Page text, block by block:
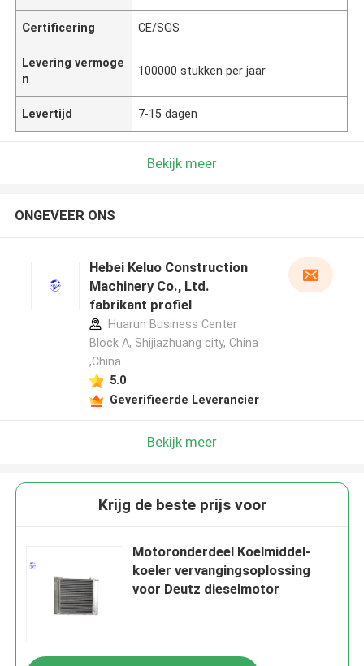
Certificering CE/SGS
Levering vermoge
n
100000 stukken per jaar
Levertijd 7-15 dagen
Bekijk meer
ONGEVEER ONS
Hebei Keluo Construction
Machinery Co., Ltd.
fabrikant profiel
Huarun Business Center
Block A, Shijiazhuang city, China
,China
5.0
Geverifieerde Leverancier
Bekijk meer
Krijg de beste prijs voor
Motoronderdeel Koelmiddel-
koeler vervangingsoplossing
voor Deutz dieselmotor